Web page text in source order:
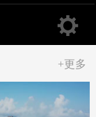
+更多